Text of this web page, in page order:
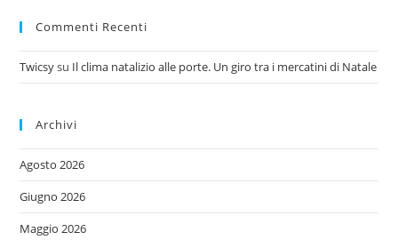
Commenti Recenti
Twicsysu Il clima natalizio alle porte. Un giro tra i mercatini di Natale
Archivi
Agosto 2026
Giugno 2026
Maggio 2026